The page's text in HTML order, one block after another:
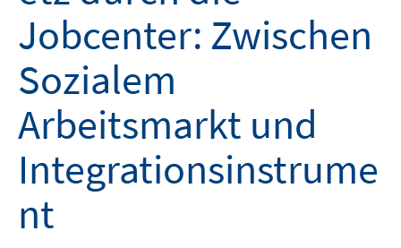
Jobcenter: Zwischen
Sozialem
Arbeitsmarkt und
Integrationsinstrume
nt